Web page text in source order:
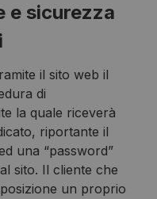
e sicurezza
il sito web il
di
la quale riceverà
riportante il
una “password”
sito. Il cliente che
un proprio